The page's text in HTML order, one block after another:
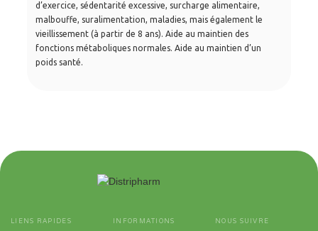
d’exercice, sédentarité excessive, surcharge alimentaire,
malbouffe, suralimentation, maladies, mais également le
vieillissement (à partir de 8 ans). Aide au maintien des
fonctions métaboliques normales. Aide au maintien d’un
poids santé.
LIENS RAPIDES INFORMATIONS NOUS SUIVRE